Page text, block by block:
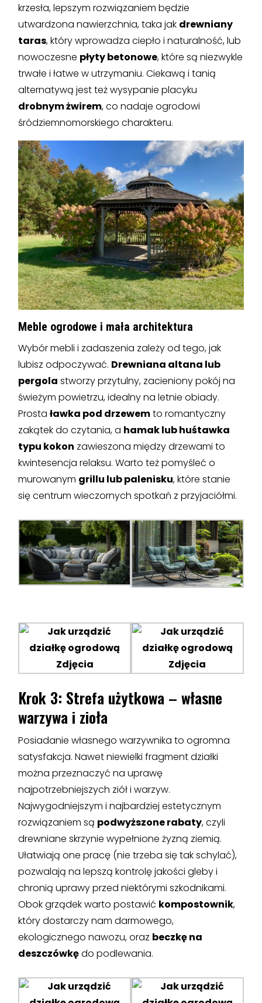
krzesła, lepszym rozwiązaniem będzie
utwardzona nawierzchnia, taka jak drewniany
taras, który wprowadza ciepło i naturalność, lub
nowoczesne płyty betonowe, które są niezwykle
trwałe i łatwe w utrzymaniu. Ciekawą i tanią
alternatywą jest też wysypanie placyku
drobnym żwirem, co nadaje ogrodowi
śródziemnomorskiego charakteru.
Meble ogrodowe i mała architektura
Wybór mebli i zadaszenia zależy od tego, jak
lubisz odpoczywać. Drewniana altana lub
pergola stworzy przytulny, zacieniony pokój na
świeżym powietrzu, idealny na letnie obiady.
Prostaławka pod drzewemto romantyczny
zakątek do czytania, a hamak lub huśtawka
typu kokon zawieszona między drzewami to
kwintesencja relaksu. Warto też pomyśleć o
murowanym grillu lub palenisku, które stanie
się centrum wieczornych spotkań z przyjaciółmi.
Krok 3: Strefa użytkowa – własne
warzywa i zioła
Posiadanie własnego warzywnika to ogromna
satysfakcja. Nawet niewielki fragment działki
można przeznaczyć na uprawę
najpotrzebniejszych ziół i warzyw.
Najwygodniejszym i najbardziej estetycznym
rozwiązaniem są podwyższone rabaty, czyli
drewniane skrzynie wypełnione żyzną ziemią.
Ułatwiają one pracę (nie trzeba się tak schylać),
pozwalają na lepszą kontrolę jakości gleby i
chronią uprawy przed niektórymi szkodnikami.
Obok grządek warto postawić kompostownik,
który dostarczy nam darmowego,
ekologicznego nawozu, oraz beczkę na
deszczówkędo podlewania.